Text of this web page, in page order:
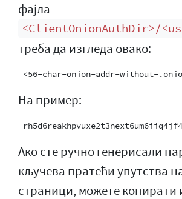
фајла
<ClientOnionAuthDir>/
треба да изгледа овако:
На пример:
Ако сте ручно генерисали
кључева пратећи упутства
страници, можете копирати